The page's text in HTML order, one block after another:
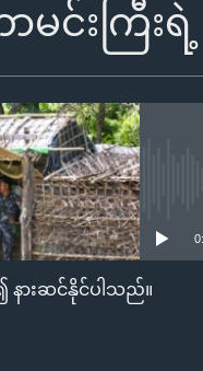
င်းကြီး
နားဆင်နိုင်ပါသည်။